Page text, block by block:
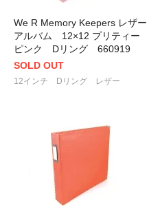
We R Memory Keepers レザー
アルバム 12×12 プリティー
ピンク Dリング 660919
SOLD OUT
12インチ Dリング レザー